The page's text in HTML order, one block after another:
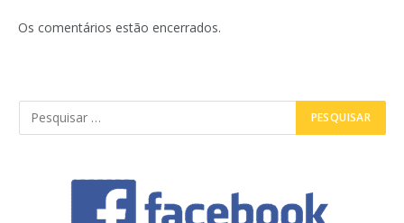
Os comentários estão encerrados.